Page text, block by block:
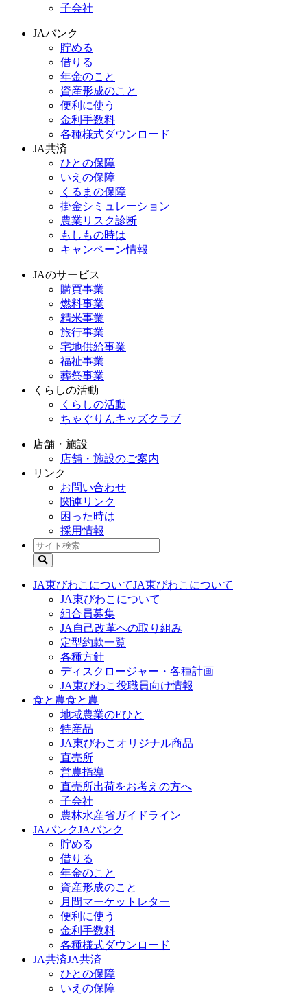
子会社
JAバンク
貯める
借りる
年金のこと
資産形成のこと
便利に使う
金利手数料
各種様式ダウンロード
JA共済
ひとの保障
いえの保障
くるまの保障
掛金シミュレーション
農業リスク診断
もしもの時は
キャンペーン情報
JAのサービス
購買事業
燃料事業
精米事業
旅行事業
宅地供給事業
福祉事業
葬祭事業
くらしの活動
くらしの活動
ちゃぐりんキッズクラブ
店舗・施設
店舗・施設のご案内
リンク
お問い合わせ
関連リンク
困った時は
採用情報
JA東びわこについてJA東びわこについて
JA東びわこについて
組合員募集
JA自己改革への取り組み
定型約款一覧
各種方針
ディスクロージャー・各種計画
JA東びわこ役職員向け情報
食と農食と農
地域農業のEひと
特産品
JA東びわこオリジナル商品
直売所
営農指導
直売所出荷をお考えの方へ
子会社
農林水産省ガイドライン
JAバンクJAバンク
貯める
借りる
年金のこと
資産形成のこと
月間マーケットレター
便利に使う
金利手数料
各種様式ダウンロード
JA共済JA共済
ひとの保障
いえの保障